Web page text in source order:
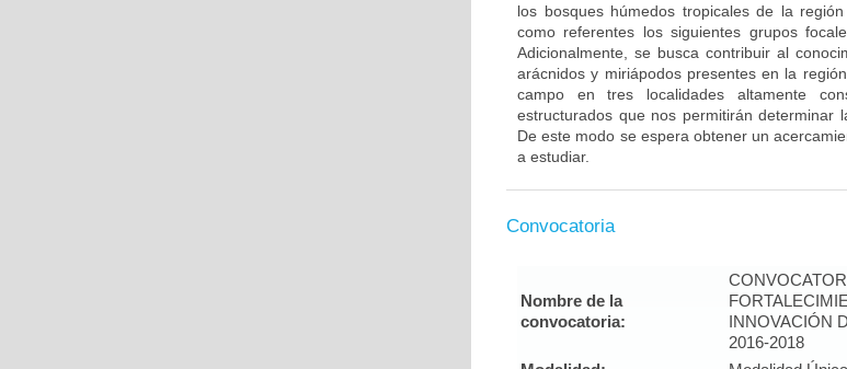
los bosques húmedos tropicales de la
como referentes los siguientes grupos
Adicionalmente, se busca contribuir al
arácnidos y miriápodos presentes en la
campo en tres localidades altamente
estructurados que nos permitirán determinar
De este modo se espera obtener un
a estudiar.
Convocatoria
Nombre de la
convocatoria:
INNOVACIÓN
2016-2018